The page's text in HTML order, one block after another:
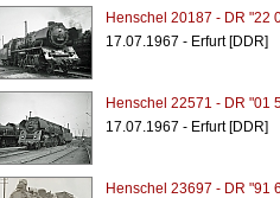
Henschel 20187 - DR "22
17.07.1967 - Erfurt [DDR]
Henschel 22571 - DR "01
17.07.1967 - Erfurt [DDR]
Henschel 23697 - DR "91